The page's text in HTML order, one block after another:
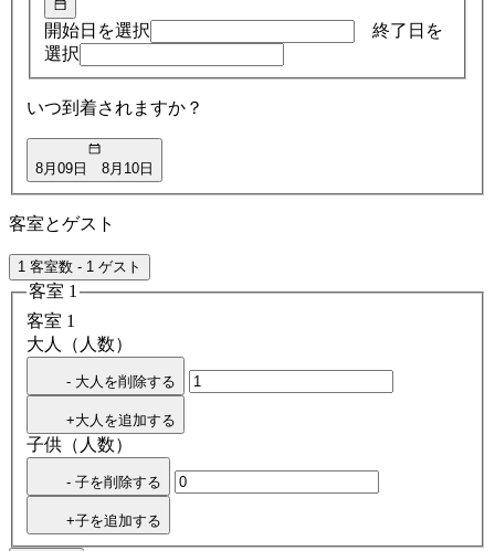
検
索
開始日を選択
終了日を
選択
いつ到着されますか？
8月09日 8月10日
客室とゲスト
1 客室数 - 1 ゲスト
客室 1
客室 1
大人（人数）
- 大人を削除する
+大人を追加する
子供（人数）
- 子を削除する
+子を追加する